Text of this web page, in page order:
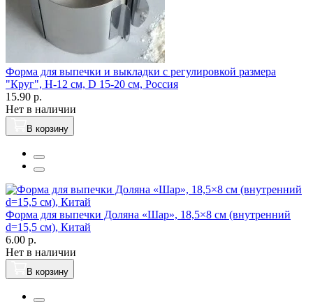
Форма для выпечки и выкладки с регулировкой размера
"Круг", H-12 см, D 15-20 см, Россия
15.90 р.
Нет в наличии
В корзину
Форма для выпечки Доляна «Шар», 18,5×8 см (внутренний
d=15,5 см), Китай
6.00 р.
Нет в наличии
В корзину